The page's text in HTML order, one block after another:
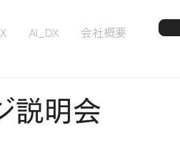
AI_DX 会社概要
説明会